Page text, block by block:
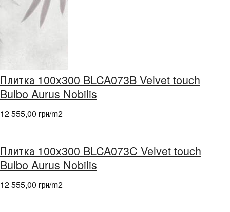
Плитка 100x300 BLCA073B Velvet touch
Bulbo Aurus Nobilis
12 555,00 грн/m2
Плитка 100x300 BLCA073C Velvet touch
Bulbo Aurus Nobilis
12 555,00 грн/m2